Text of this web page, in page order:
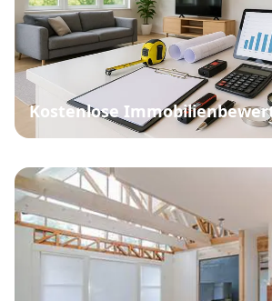
Kostenlose